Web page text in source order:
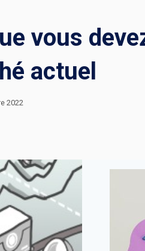
vous
actuel
2022